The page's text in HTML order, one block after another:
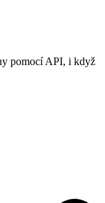
pomocí API, i když